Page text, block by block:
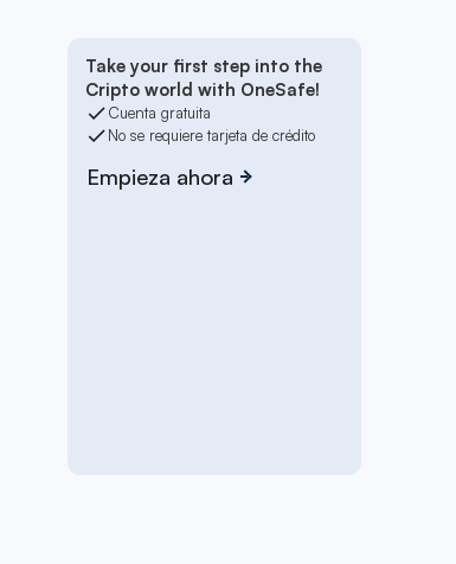
Take your first step into the
Cripto world with OneSafe!
Cuenta gratuita
No se requiere tarjeta de crédito
Empieza ahora